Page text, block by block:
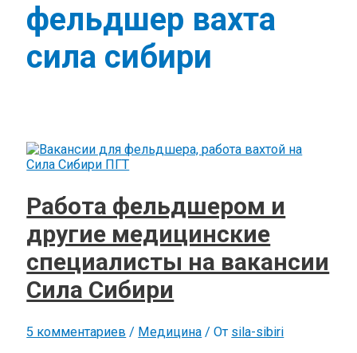
фельдшер вахта
сила сибири
Работа фельдшером и
другие медицинские
специалисты на вакансии
Сила Сибири
5 комментариев / Медицина / От sila-sibiri